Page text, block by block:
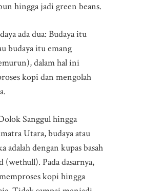
hingga jadi green beans.
ada dua: Budaya itu
budaya itu emang
dalam hal ini
kopi dan mengolah
Sanggul hingga
Utara, budaya atau
adalah dengan kupas basah
(wethull). Pada dasarnya,
kopi hingga